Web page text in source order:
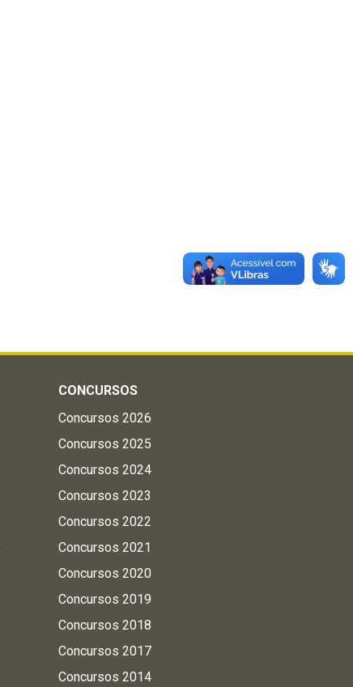
CONCURSOS
Concursos 2026
Concursos 2025
Concursos 2024
Concursos 2023
Concursos 2022
Concursos 2021
Concursos 2020
Concursos 2019
Concursos 2018
Concursos 2017
Concursos 2014